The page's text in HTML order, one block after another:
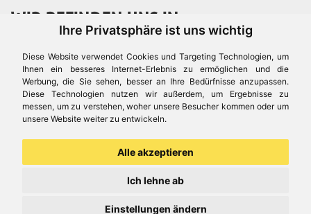
Ihre Privatsphäre ist uns wichtig
Diese Website verwendet Cookies und Targeting Technologien, um
Ihnen ein besseres Internet-Erlebnis zu ermöglichen und die
Werbung, die Sie sehen, besser an Ihre Bedürfnisse anzupassen.
Diese Technologien nutzen wir außerdem, um Ergebnisse zu
messen, um zu verstehen, woher unsere Besucher kommen oder um
unsere Website weiter zu entwickeln.
Alle akzeptieren
Ich lehne ab
Einstellungen ändern
WIR BEFINDEN UNS IN
Es gibt uns auch in